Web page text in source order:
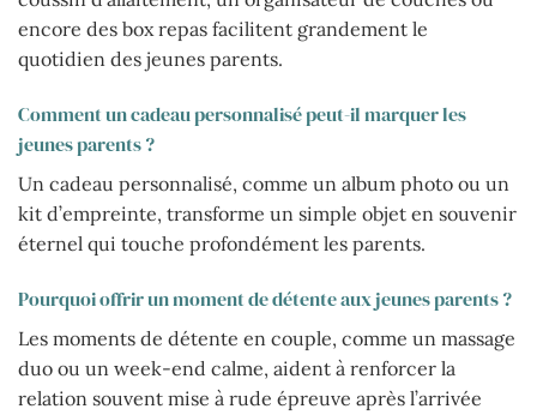
encore des box repas facilitent grandement le
quotidien des jeunes parents.
Comment un cadeau personnalisé peut-il marquer les
jeunes parents ?
Un cadeau personnalisé, comme un album photo ou un
kit d’empreinte, transforme un simple objet en souvenir
éternel qui touche profondément les parents.
Pourquoi offrir un moment de détente aux jeunes parents ?
Les moments de détente en couple, comme un massage
duo ou un week-end calme, aident à renforcer la
relation souvent mise à rude épreuve après l’arrivée